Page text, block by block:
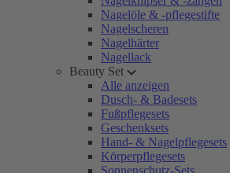
Nagelöle & -pflegestifte
Nagelscheren
Nagelhärter
Nagellack
Beauty Set
Alle anzeigen
Dusch- & Badesets
Fußpflegesets
Geschenksets
Hand- & Nagelpflegesets
Körperpflegesets
Sonnenschutz-Sets